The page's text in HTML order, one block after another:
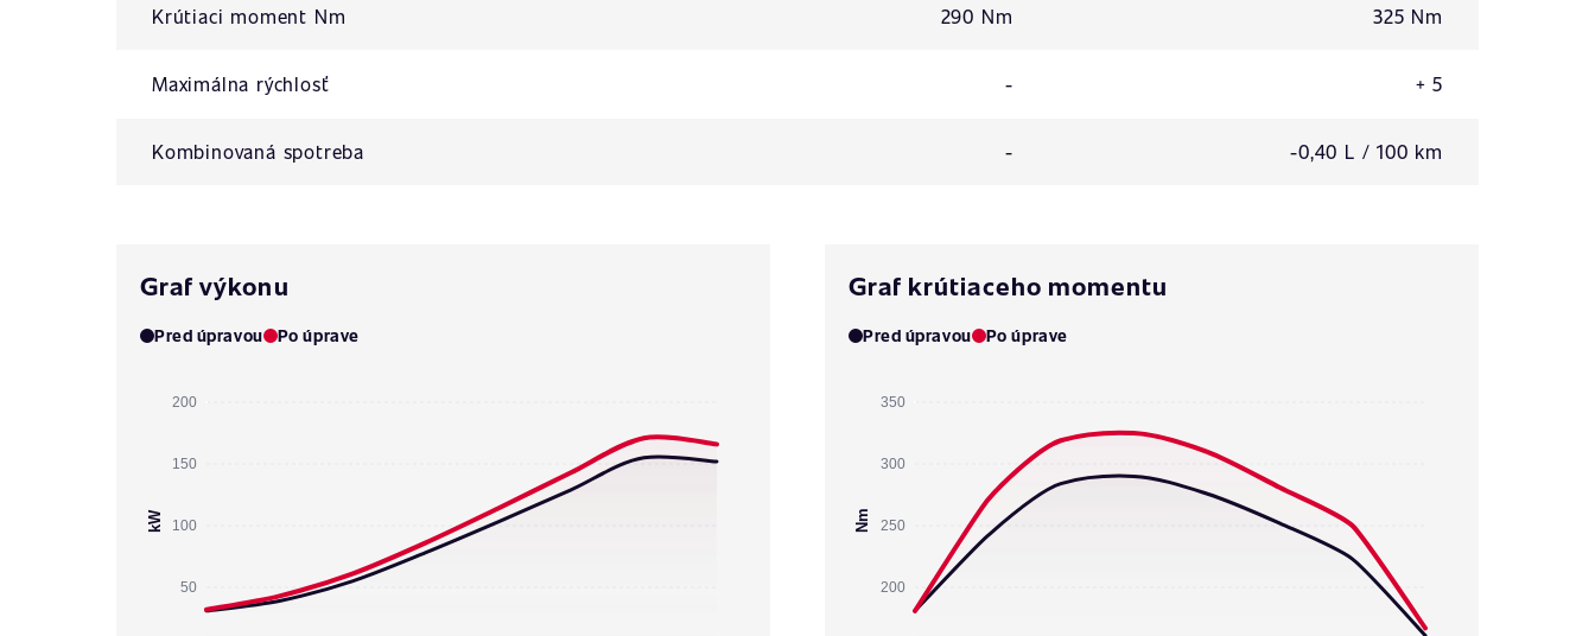
Krútiaci moment Nm 290 Nm 325 Nm
Maximálna rýchlosť - + 5
Kombinovaná spotreba - -0,40 L / 100 km
Graf výkonu
Pred úpravou Po úprave
200
150
100
50
kW
Graf krútiaceho momentu
Pred úpravou Po úprave
350
300
250
200
Nm